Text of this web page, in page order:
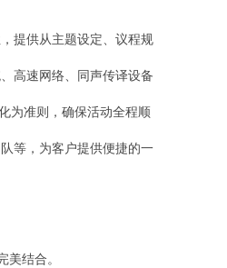
提供从主题设定、议程规
高速网络、同声传译设备
为准则，确保活动全程顺
等，为客户提供便捷的一
结合。